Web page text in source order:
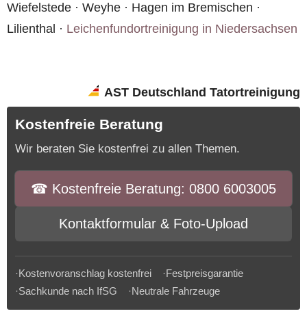
Wiefelstede · Weyhe · Hagen im Bremischen ·
Lilienthal · Leichenfundortreinigung in Niedersachsen
AST Deutschland Tatortreinigung
Kostenfreie Beratung
Wir beraten Sie kostenfrei zu allen Themen.
☎︎ Kostenfreie Beratung: 0800 6003005
Kontaktformular & Foto-Upload
·Kostenvoranschlag kostenfrei ·Festpreisgarantie
·Sachkunde nach IfSG ·Neutrale Fahrzeuge